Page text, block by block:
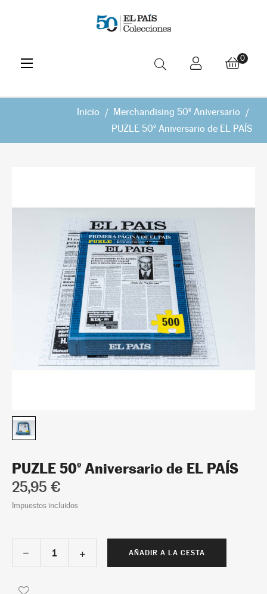
Navegación
de
☰ 0
Inicio
Merchandising 50º Aniversario
PUZLE 50º Aniversario de EL PAÍS
PUZLE 50º Aniversario de EL PAÍS
25,95 €
Impuestos incluidos
AÑADIR A LA CESTA